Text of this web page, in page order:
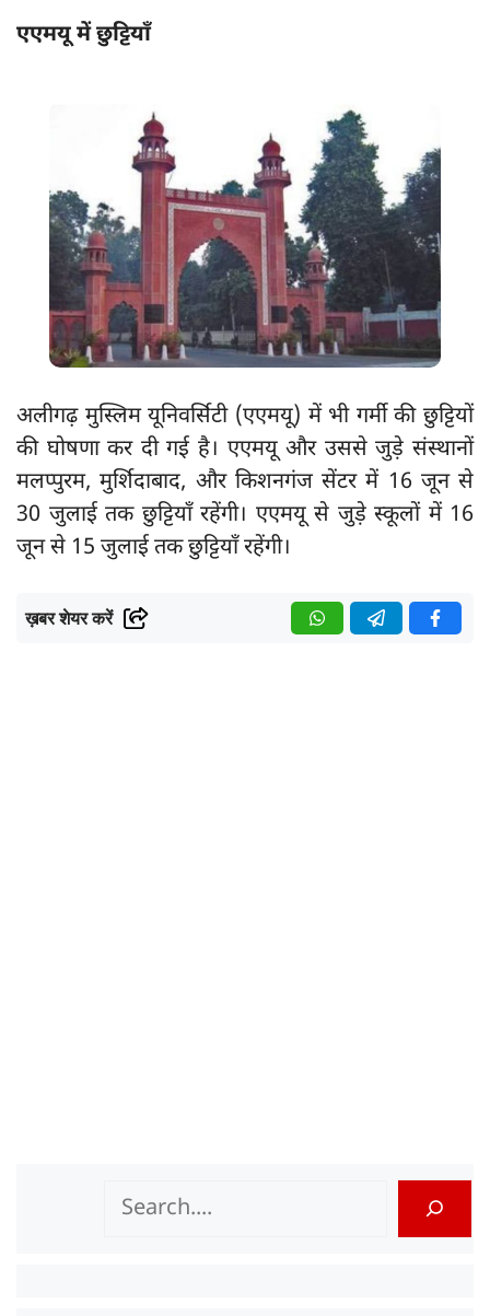
एएमयू में छुट्टियाँ
अलीगढ़ मुस्लिम यूनिवर्सिटी (एएमयू) में भी गर्मी की छुट्टियों
की घोषणा कर दी गई है। एएमयू और उससे जुड़े संस्थानों
मलप्पुरम, मुर्शिदाबाद, और किशनगंज सेंटर में 16 जून से
30 जुलाई तक छुट्टियाँ रहेंगी। एएमयू से जुड़े स्कूलों में 16
जून से 15 जुलाई तक छुट्टियाँ रहेंगी।
ख़बर शेयर करें